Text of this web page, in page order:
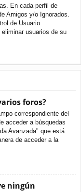
En cada perfil de
Amigos y/o Ignorados.
de Usuario
usuarios de su
foros?
correspondiente del
acceder a búsquedas
Avanzada" que está
de acceder a la
ningún